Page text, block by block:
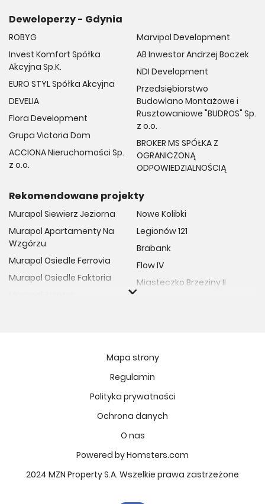
Deweloperzy - Gdynia
ROBYG
Invest Komfort Spółka
Akcyjna Sp.K.
EURO STYL Spółka Akcyjna
DEVELIA
Flora Development
Grupa Victoria Dom
ACCIONA Nieruchomości Sp.
z o.o.
Marvipol Development
AB Inwestor Andrzej Boczek
NDI Development
Przedsiębiorstwo
Budowlano Montażowe i
Rusztowaniowe "BUDROS" Sp.
z o.o.
BROKER MS SPÓŁKA Z
OGRANICZONĄ
ODPOWIEDZIALNOŚCIĄ
Rekomendowane projekty
Murapol Siewierz Jeziorna
Murapol Apartamenty Na
Wzgórzu
Murapol Osiedle Ferrovia
Murapol Osiedle Faktoria
Murapol Osiedle Szafirove
Nowe Kolibki
Legionów 121
Brabank
Flow IV
Miasteczko Brzeziny II
MIASTECZKO NOVA FALA
Żywiecka Vita
Osiedle Art Park
Apartamenty Krakowska
Vilda Arte
Mapa strony
Regulamin
Polityka prywatności
Ochrona danych
O nas
Powered by Homsters.com
2024 MZN Property S.A. Wszelkie prawa zastrzeżone